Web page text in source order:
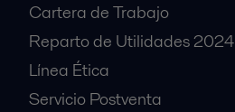
Cartera de Trabajo
Reparto de Utilidades 2024
Línea Ética
Servicio Postventa